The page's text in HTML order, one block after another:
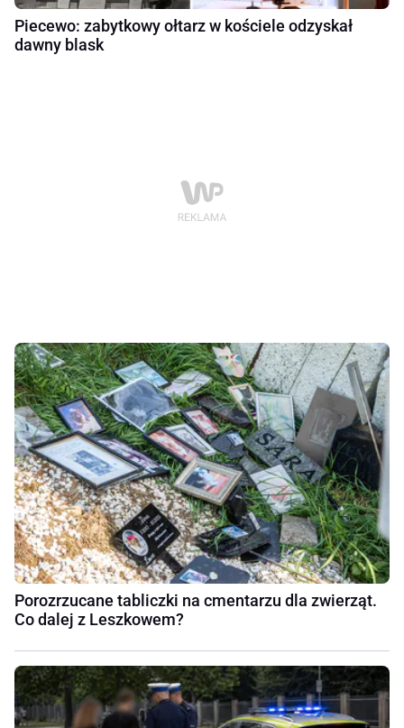
Piecewo: zabytkowy ołtarz w kościele odzyskał
dawny blask
Porozrzucane tabliczki na cmentarzu dla zwierząt.
Co dalej z Leszkowem?